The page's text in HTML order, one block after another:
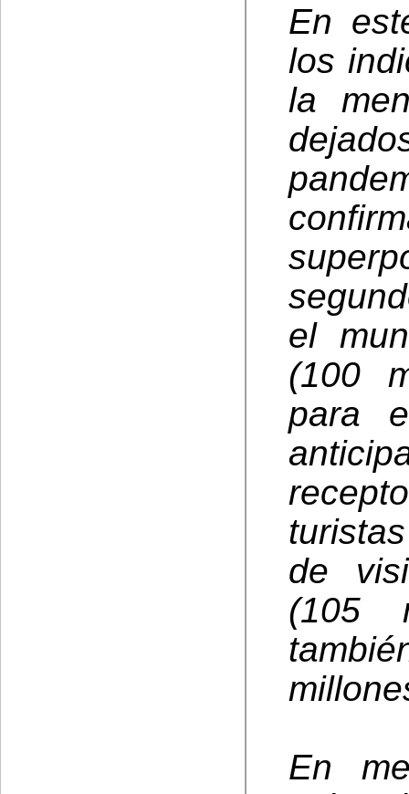
En
los
la
el
(100
para
de
(105
En